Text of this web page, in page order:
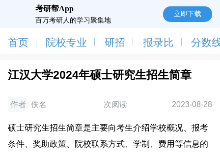
考研帮App
百万考研人的学习聚集地
立即下载
首页 院校专业 研招 报录比 分数
江汉大学2024年硕士研究生招生简章
作者 佚名 次阅读 2023-08-28
硕士研究生招生简章是主要向考生介绍学校概况、报考
条件、奖助政策、院校联系方式、学制、费用等信息的